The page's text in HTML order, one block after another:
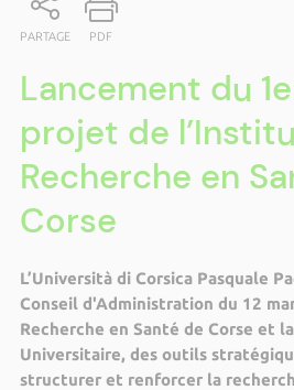
PARTAGE PDF
Lancement du
projet de
Recherche en
Corse
L’Università di Corsica Pasquale
Conseil d'Administration du 12
Recherche en Santé de Corse et
Universitaire, des outils
structurer et renforcer la